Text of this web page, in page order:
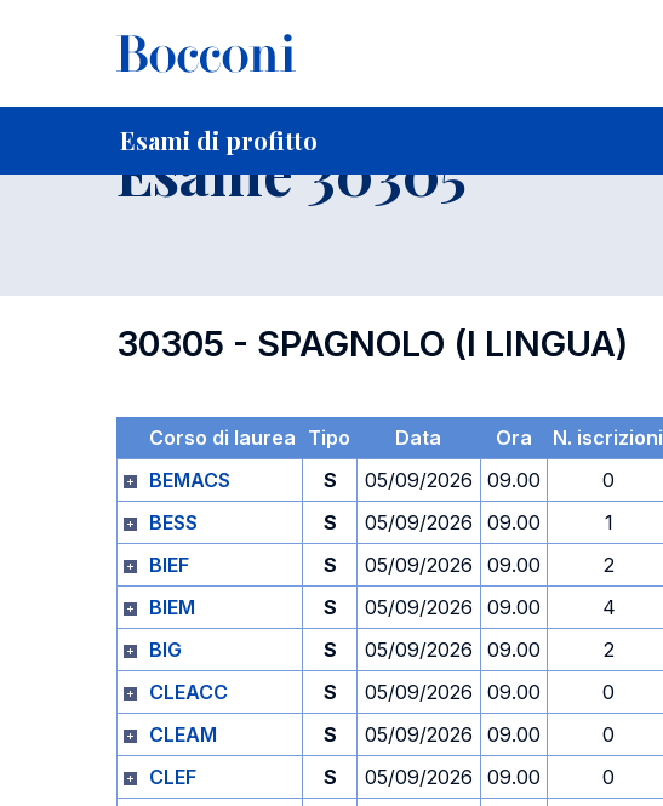
Esami di profitto
Home Per studenti iscritti
Esame 30305
30305 - SPAGNOLO (I LINGUA)
Corso di laurea Tipo Data Ora N. iscrizioni
BEMACS
S 05/09/2026 09.00 0
BESS
S 05/09/2026 09.00 1
BIEF
S 05/09/2026 09.00 2
BIEM
S 05/09/2026 09.00 4
BIG
S 05/09/2026 09.00 2
CLEACC
S 05/09/2026 09.00 0
CLEAM
S 05/09/2026 09.00 0
CLEF
S 05/09/2026 09.00 0